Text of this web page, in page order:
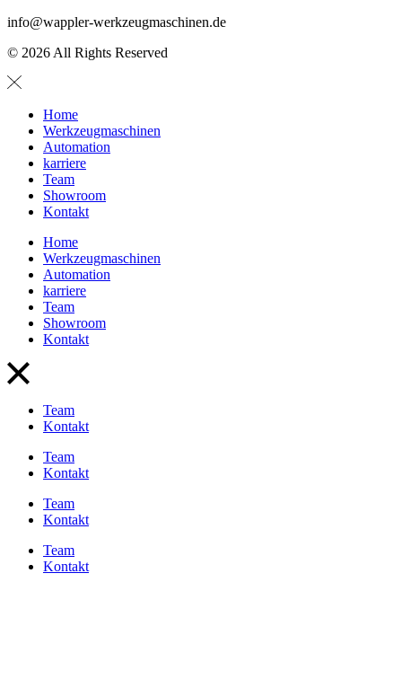
info@wappler-werkzeugmaschinen.de
© 2026 All Rights Reserved
Home
Werkzeugmaschinen
Automation
karriere
Team
Showroom
Kontakt
Home
Werkzeugmaschinen
Automation
karriere
Team
Showroom
Kontakt
Team
Kontakt
Team
Kontakt
Team
Kontakt
Team
Kontakt